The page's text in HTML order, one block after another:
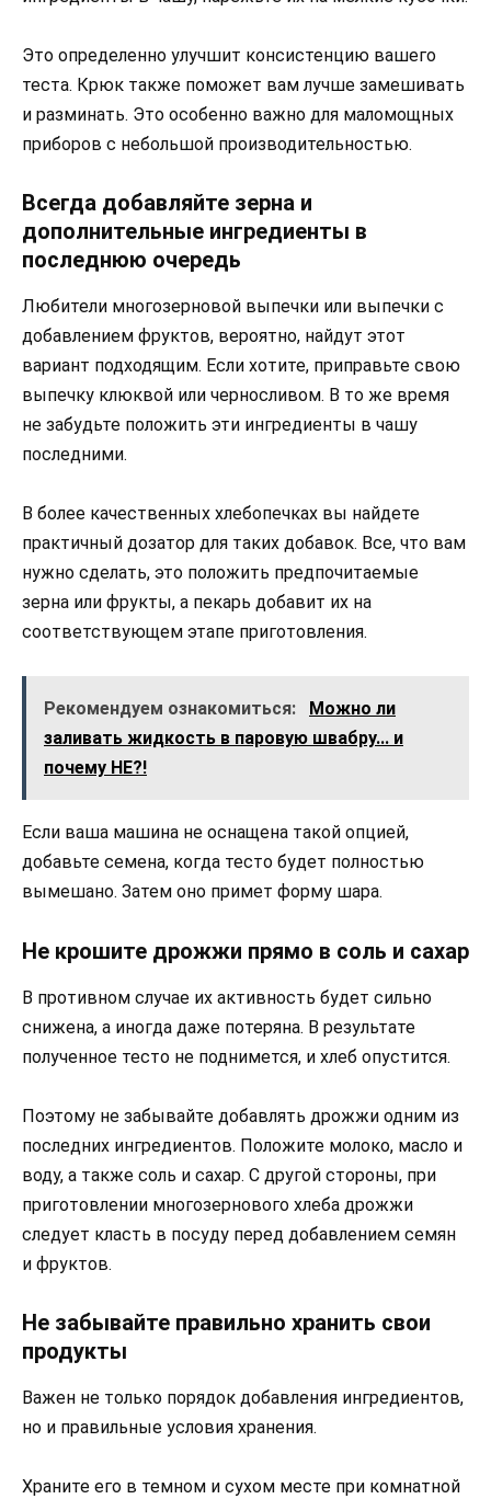
Это определенно улучшит консистенцию вашего
теста. Крюк также поможет вам лучше замешивать
и разминать. Это особенно важно для маломощных
приборов с небольшой производительностью.
Всегда добавляйте зерна и
дополнительные ингредиенты в
последнюю очередь
Любители многозерновой выпечки или выпечки с
добавлением фруктов, вероятно, найдут этот
вариант подходящим. Если хотите, приправьте свою
выпечку клюквой или черносливом. В то же время
не забудьте положить эти ингредиенты в чашу
последними.
В более качественных хлебопечках вы найдете
практичный дозатор для таких добавок. Все, что вам
нужно сделать, это положить предпочитаемые
зерна или фрукты, а пекарь добавит их на
соответствующем этапе приготовления.
Рекомендуем ознакомиться:
Можно ли
заливать жидкость в паровую швабру... и
почему НЕ?!
Если ваша машина не оснащена такой опцией,
добавьте семена, когда тесто будет полностью
вымешано. Затем оно примет форму шара.
Не крошите дрожжи прямо в соль и сахар
В противном случае их активность будет сильно
снижена, а иногда даже потеряна. В результате
полученное тесто не поднимется, и хлеб опустится.
Поэтому не забывайте добавлять дрожжи одним из
последних ингредиентов. Положите молоко, масло и
воду, а также соль и сахар. С другой стороны, при
приготовлении многозернового хлеба дрожжи
следует класть в посуду перед добавлением семян
и фруктов.
Не забывайте правильно хранить свои
продукты
Важен не только порядок добавления ингредиентов,
но и правильные условия хранения.
Храните его в темном и сухом месте при комнатной